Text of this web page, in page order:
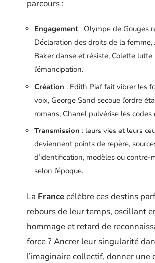
parcours :
Engagement : Olympe de Gouges
Déclaration des droits de la femme,
Baker danse et résiste, Colette lutte
l’émancipation.
Création : Edith Piaf fait vibrer les
voix, George Sand secoue l’ordre
romans, Chanel pulvérise les codes
Transmission : leurs vies et leurs
deviennent points de repère,
d’identification, modèles ou contre-
selon l’époque.
La Francecélèbre ces destins
rebours de leur temps, oscillant
hommage et retard de
force ? Ancrer leur singularité
l’imaginaire collectif, donner une